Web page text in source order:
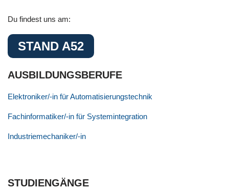
Du findest uns am:
STAND A52
AUSBILDUNGSBERUFE
Elektroniker/-in für Automatisierungstechnik
Fachinformatiker/-in für Systemintegration
Industriemechaniker/-in
STUDIENGÄNGE